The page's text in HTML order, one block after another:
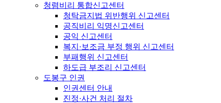
청렴비리 통합신고센터
청탁금지법 위반행위 신고센터
공직비리 익명신고센터
공익 신고센터
복지·보조금 부정 행위 신고센터
부패행위 신고센터
하도급 부조리 신고센터
도봉구 인권
인권센터 안내
진정·사건 처리 절차